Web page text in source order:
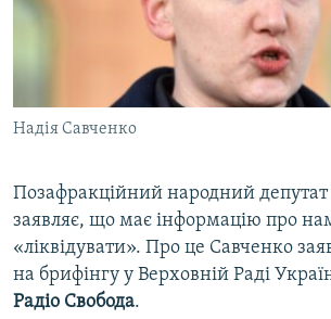
ВІДЕОУРОКИ «ELIFBE»
УКРАЇНСЬКА ПРОБЛЕМА КРИМУ
ІНФОГРАФІКА
ДОЛУЧАЙСЯ!
Усі сайти RFE/RL
Надія Савченко
Позафракційний народний депутат
заявляє, що має інформацію про
«ліквідувати». Про це Савченко
на брифінгу у Верховній Раді
Радіо Свобода.